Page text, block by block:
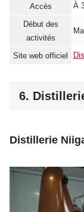
Accès
À
Début des
activités
Site web officiel
6.
Distillerie